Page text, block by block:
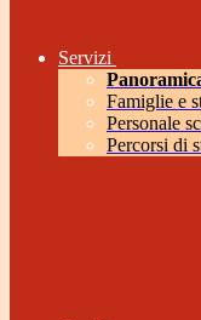
Servizi
Famiglie e
Personale
Percorsi di